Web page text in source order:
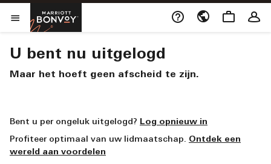
Skip to Content
Menu openen
Marriott BonvoyOpent een nieuw
U bent nu uitgelogd
Maar het hoeft geen afscheid te zijn.
Bent u per ongeluk uitgelogd? Log opnieuw in
Profiteer optimaal van uw lidmaatschap. Ontdek een
wereld aan voordelen